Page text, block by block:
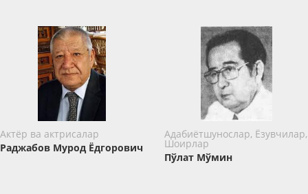
Актёр ва актрисалар
Раджабов Мурод Ёдгорович
Адабиётшунослар, Ёзувчилар,
Шоирлар
Пўлат Мўмин